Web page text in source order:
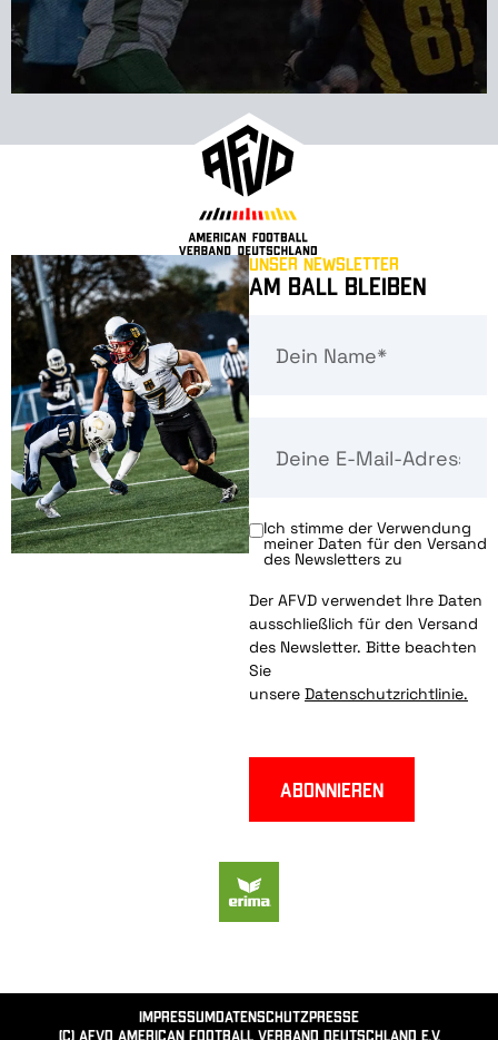
Unser Newsletter
Am Ball bleiben
Ich stimme der Verwendung
meiner Daten für den Versand
des Newsletters zu
Der AFVD verwendet Ihre Daten
ausschließlich für den Versand
des Newsletter. Bitte beachten
Sie
unsere Datenschutzrichtlinie.
Abonnieren
(c) AFVD American Football Verband Deutschland e.V.
ImpressumDatenschutzPresse